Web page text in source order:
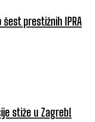
prestižnih IPRA
stiže u Zagreb!